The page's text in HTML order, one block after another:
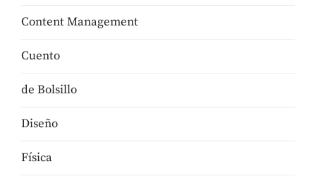
Content Management
Cuento
de Bolsillo
Diseño
Física